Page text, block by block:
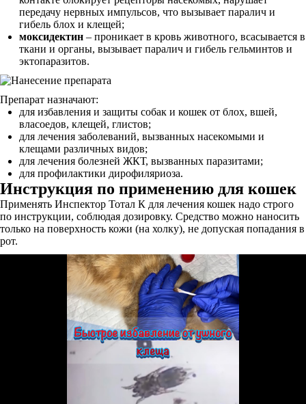
передачу нервных импульсов, что вызывает паралич и
гибель блох и клещей;
моксидектин – проникает в кровь животного, всасывается в
ткани и органы, вызывает паралич и гибель гельминтов и
эктопаразитов.
Препарат назначают:
для избавления и защиты собак и кошек от блох, вшей,
власоедов, клещей, глистов;
для лечения заболеваний, вызванных насекомыми и
клещами различных видов;
для лечения болезней ЖКТ, вызванных паразитами;
для профилактики дирофиляриоза.
Инструкция по применению для кошек
Применять Инспектор Тотал К для лечения кошек надо строго
по инструкции, соблюдая дозировку. Средство можно наносить
только на поверхность кожи (на холку), не допуская попадания в
рот.